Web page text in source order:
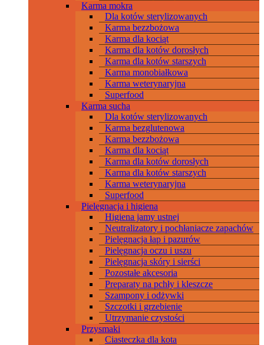
Karma mokra
Dla kotów sterylizowanych
Karma bezzbożowa
Karma dla kociąt
Karma dla kotów dorosłych
Karma dla kotów starszych
Karma monobiałkowa
Karma weterynaryjna
Superfood
Karma sucha
Dla kotów sterylizowanych
Karma bezglutenowa
Karma bezzbożowa
Karma dla kociąt
Karma dla kotów dorosłych
Karma dla kotów starszych
Karma weterynaryjna
Superfood
Pielęgnacja i higiena
Higiena jamy ustnej
Neutralizatory i pochłaniacze zapachów
Pielęgnacja łap i pazurów
Pielęgnacja oczu i uszu
Pielęgnacja skóry i sierści
Pozostałe akcesoria
Preparaty na pchły i kleszcze
Szampony i odżywki
Szczotki i grzebienie
Utrzymanie czystości
Przysmaki
Ciasteczka dla kota